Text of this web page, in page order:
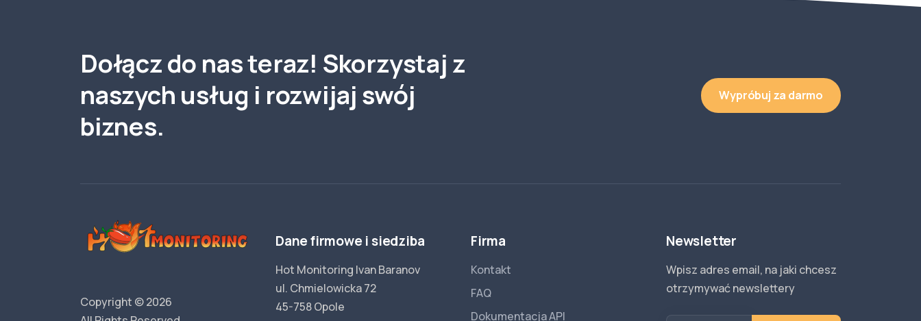
Dołącz do nas teraz! Skorzystaj z
naszych usług i rozwijaj swój
biznes.
Wypróbuj za darmo
Copyright © 2026
Dane firmowe i siedziba
Hot Monitoring Ivan Baranov
ul. Chmielowicka 72
45-758 Opole
Firma
Kontakt
FAQ
Dokumentacja API
Newsletter
Wpisz adres email, na jaki chcesz
otrzymywać newslettery